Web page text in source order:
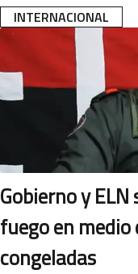
INTERNACIONAL
Gobierno y
fuego en medio
congeladas